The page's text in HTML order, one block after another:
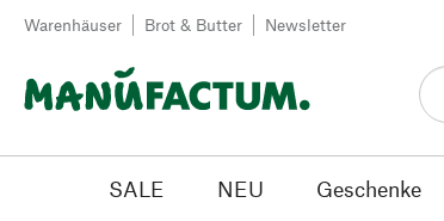
Zum Inhalt springen
Warenhäuser Brot & Butter Newsletter
SALE NEU Geschenke